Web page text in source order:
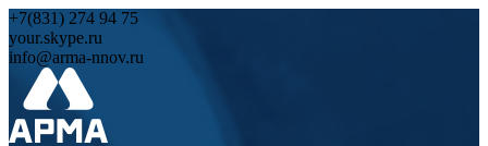
+7(831) 274 94 75
your.skype.ru
info@arma-nnov.ru